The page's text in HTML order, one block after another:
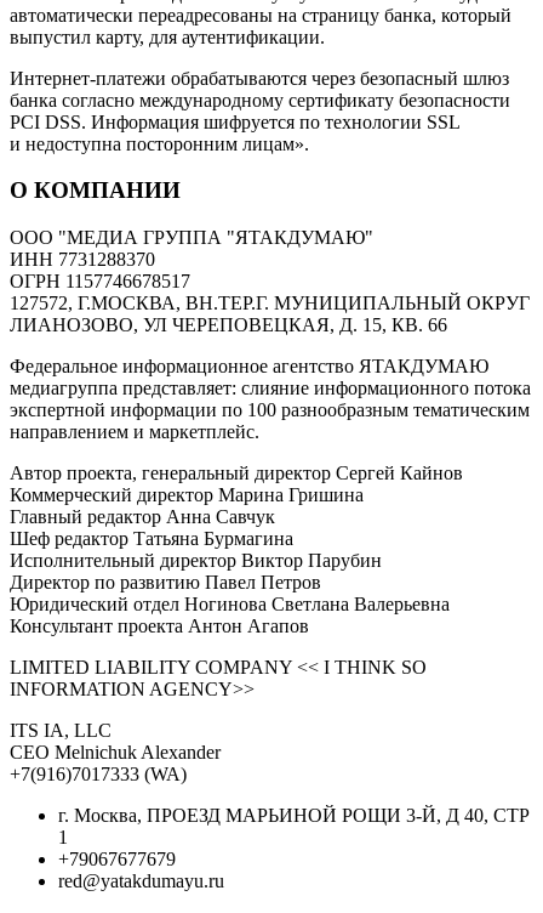
автоматически переадресованы на страницу банка, который
выпустил карту, для аутентификации.
Интернет-платежи обрабатываются через безопасный шлюз
банка согласно международному сертификату безопасности
PCI DSS. Информация шифруется по технологии SSL
и недоступна посторонним лицам».
О КОМПАНИИ
ООО "МЕДИА ГРУППА "ЯТАКДУМАЮ"
ИНН 7731288370
ОГРН 1157746678517
127572, Г.МОСКВА, ВН.ТЕР.Г. МУНИЦИПАЛЬНЫЙ ОКРУГ
ЛИАНОЗОВО, УЛ ЧЕРЕПОВЕЦКАЯ, Д. 15, КВ. 66
Федеральное информационное агентство ЯТАКДУМАЮ
медиагруппа представляет: слияние информационного потока
экспертной информации по 100 разнообразным тематическим
направлением и маркетплейс.
Автор проекта, генеральный директор Сергей Кайнов
Коммерческий директор Марина Гришина
Главный редактор Анна Савчук
Шеф редактор Татьяна Бурмагина
Исполнительный директор Виктор Парубин
Директор по развитию Павел Петров
Юридический отдел Ногинова Светлана Валерьевна
Консультант проекта Антон Агапов
LIMITED LIABILITY COMPANY << I THINK SO
INFORMATION AGENCY>>
ITS IA, LLC
CEO Melnichuk Alexander
+7(916)7017333 (WA)
г. Москва, ПРОЕЗД МАРЬИНОЙ РОЩИ 3-Й, Д 40, СТР
1
+79067677679
red@yatakdumayu.ru